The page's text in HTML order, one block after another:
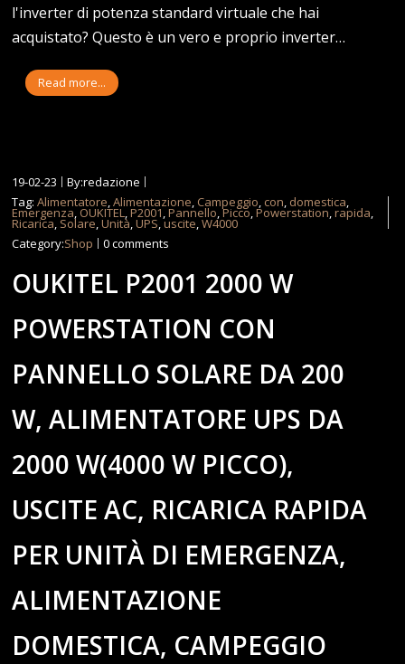
l'inverter di potenza standard virtuale che hai
acquistato? Questo è un vero e proprio inverter…
Read more...
19-02-23
By:redazione
Tag:Alimentatore,Alimentazione, Campeggio, con, domestica,
Emergenza, OUKITEL,P2001,Pannello,Picco,Powerstation,rapida,
Ricarica, Solare,Unità,UPS,uscite,W4000
Category:Shop 0 comments
OUKITEL P2001 2000 W
POWERSTATION CON
PANNELLO SOLARE DA 200
W, ALIMENTATORE UPS DA
2000 W(4000 W PICCO),
USCITE AC, RICARICA RAPIDA
PER UNITÀ DI EMERGENZA,
ALIMENTAZIONE
DOMESTICA, CAMPEGGIO